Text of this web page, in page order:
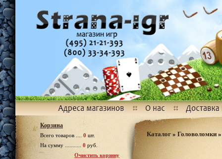
Корзина
Всего товаров ....0 шт.
На сумму ........... 0 руб.
Очистить корзину
Каталог»Головоломки